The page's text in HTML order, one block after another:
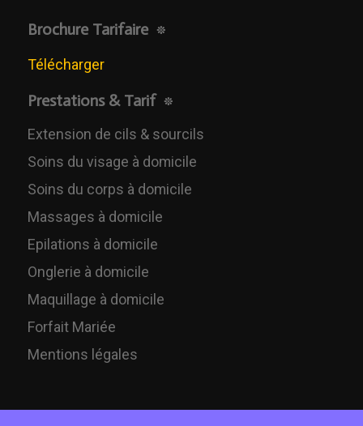
Brochure Tarifaire
Télécharger
Prestations & Tarif
Extension de cils & sourcils
Soins du visage à domicile
Soins du corps à domicile
Massages à domicile
Epilations à domicile
Onglerie à domicile
Maquillage à domicile
Forfait Mariée
Mentions légales